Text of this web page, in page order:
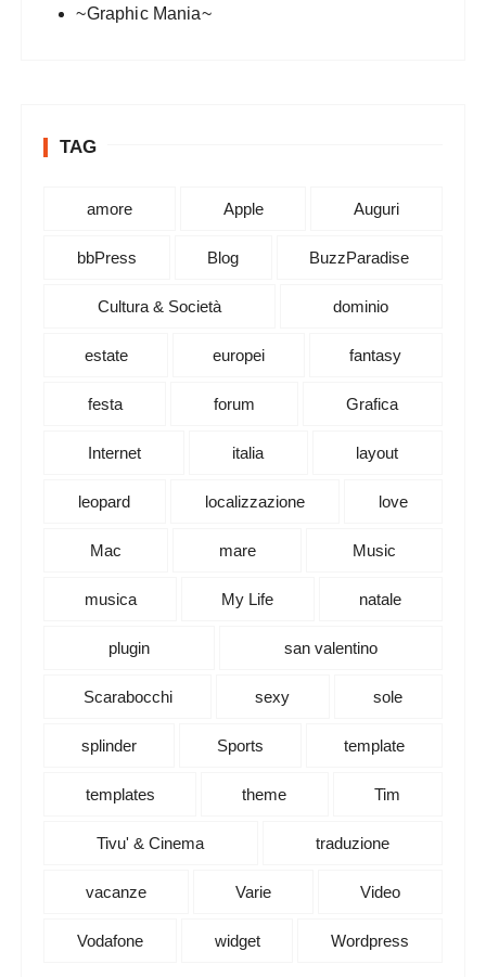
~Graphic Mania~
TAG
amore Apple Auguri
bbPress Blog BuzzParadise
Cultura & Società dominio
estate europei fantasy
festa forum Grafica
Internet italia layout
leopard localizzazione love
Mac mare Music
musica My Life natale
plugin san valentino
Scarabocchi sexy sole
splinder Sports template
templates theme Tim
Tivu' & Cinema traduzione
vacanze Varie Video
Vodafone widget Wordpress